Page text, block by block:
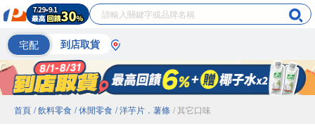
宅配 到店取貨
首頁 / 飲料零食 / 休閒零食 / 洋芋片．薯條 / 其它口味